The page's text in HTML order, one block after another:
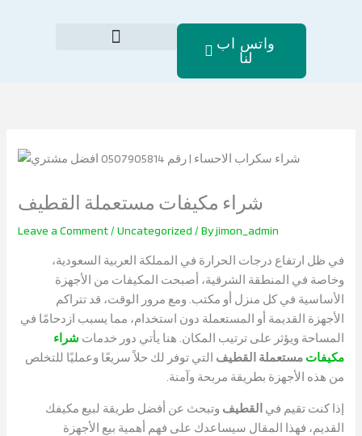
واتس اب
لنا
شراء مكيفات مستعملة القطيف
Leave a Comment/Uncategorized / Byjimon_admin
في ظل ارتفاع درجات الحرارة في المملكة العربية السعودية،
وخاصة في المنطقة الشرقية، أصبحت المكيفات من الأجهزة
الأساسية في كل منزل أو مكتب. ومع مرور الوقت، قد تتراكم
الأجهزة القديمة أو المستعملة دون استخدام، مما يسبب ازدحامًا في
المساحة ويؤثر على ترتيب المكان. هنا يأتي دور خدمات شراء
مكيفات مستعملة القطيف التي توفر لك حلاً سريعًا وعمليًا للتخلص
من هذه الأجهزة بطريقة مربحة وآمنة.
إذا كنت تقيم في القطيف وتبحث عن أفضل طريقة لبيع مكيفك
القديم، فهذا المقال سيساعدك على فهم أهمية بيع الأجهزة